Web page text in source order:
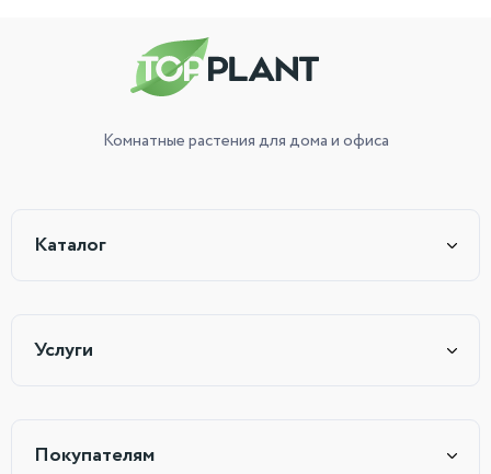
Комнатные растениядля дома и офиса
Каталог
Услуги
Покупателям